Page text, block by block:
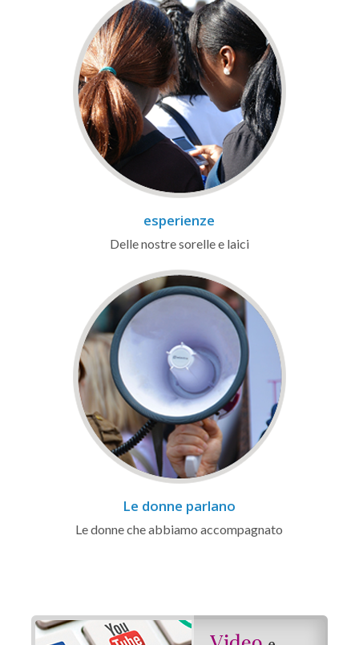
esperienze
Delle nostre sorelle e laici
Le donne parlano
Le donne che abbiamo accompagnato